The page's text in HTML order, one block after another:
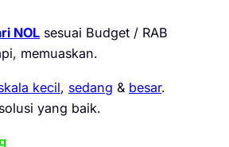
NOL sesuai Budget / RAB
memuaskan.
kecil, sedang & besar.
yang baik.